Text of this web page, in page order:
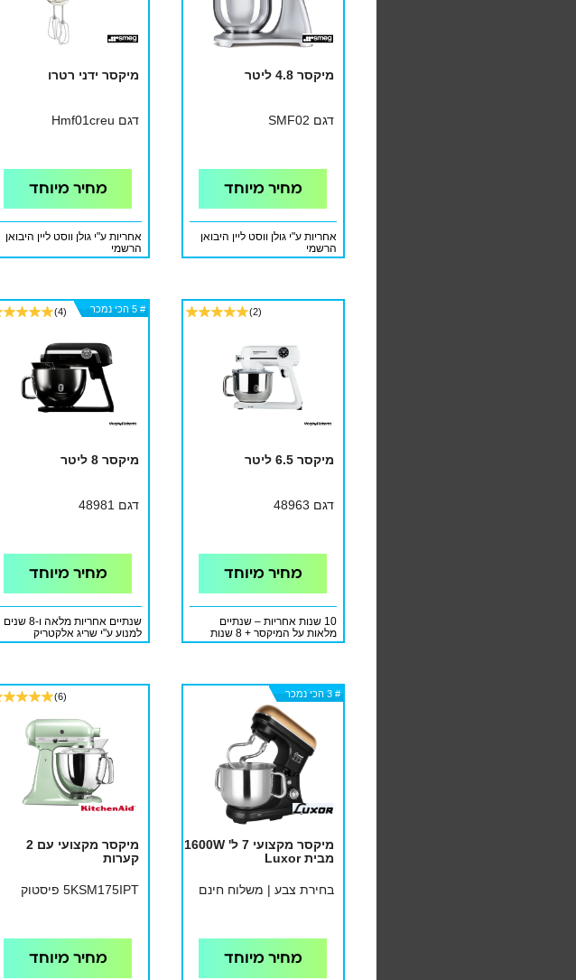
מיקסר 4.8 ליטר
דגם SMF02
מחיר מיוחד
אחריות ע"י גולן ווסט ליין היבואן
הרשמי
מיקסר ידני רטרו
דגם Hmf01creu
מחיר מיוחד
אחריות ע"י גולן ווסט ליין היבואן
הרשמי
(2)
מיקסר 6.5 ליטר
דגם 48963
מחיר מיוחד
10 שנות אחריות – שנתיים
מלאות על המיקסר + 8 שנות
אחריות למנוע
# 5 הכי נמכר
# 5 הכי נמכר
# 5 הכי נמכר (4)
מיקסר 8 ליטר
דגם 48981
מחיר מיוחד
שנתיים אחריות מלאה ו-8 שנים
למנוע ע"י שריג אלקטריק
# 3 הכי נמכר
# 3 הכי נמכר
# 3 הכי נמכר
מיקסר מקצועי 7 ל' 1600W
מבית Luxor
בחירת צבע | משלוח חינם
מחיר מיוחד
(6)
מיקסר מקצועי עם 2
קערות
5KSM175IPT פיסטוק
מחיר מיוחד